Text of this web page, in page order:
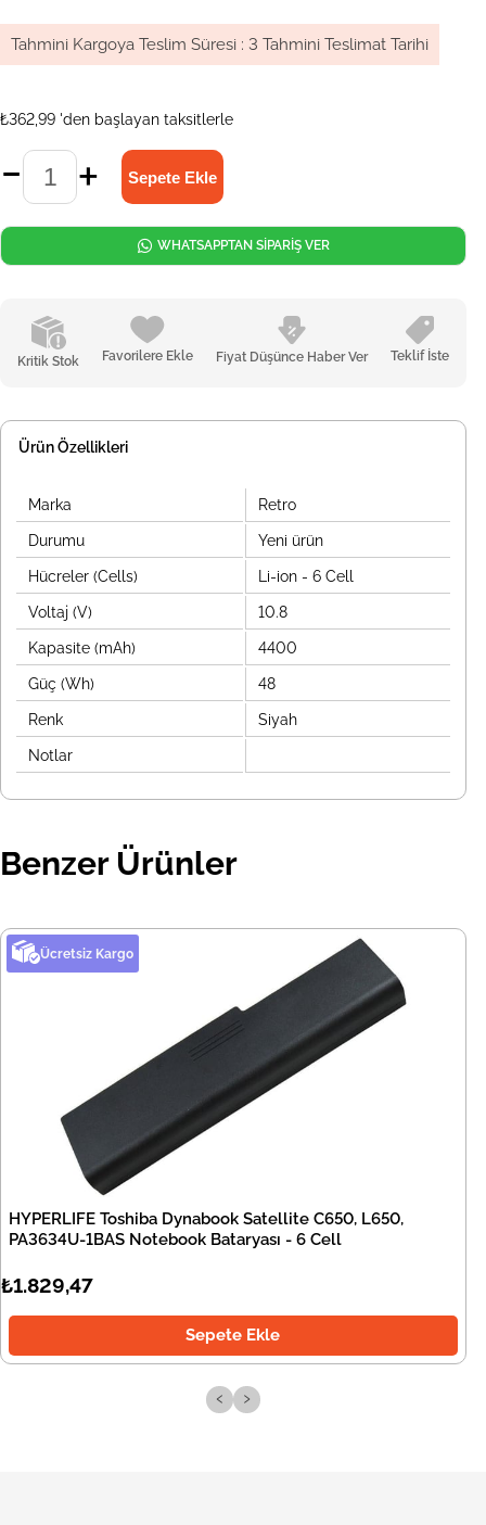
Tahmini Kargoya Teslim Süresi : 3 Tahmini Teslimat Tarihi
₺362,99 'den başlayan taksitlerle
Kritik Stok Favorilere Ekle Fiyat Düşünce Haber Ver Teklif İste
WHATSAPPTAN SİPARİŞ VER
Ürün Özellikleri
Marka Retro
Durumu Yeni ürün
Hücreler (Cells) Li-ion - 6 Cell
Voltaj (V) 10.8
Kapasite (mAh) 4400
Güç (Wh) 48
Renk Siyah
Notlar
Benzer Ürünler
Ücretsiz Kargo
HYPERLIFE Toshiba Dynabook Satellite C650, L650,
PA3634U-1BAS Notebook Bataryası - 6 Cell
₺1.829,47
Sepete Ekle
‹ ›